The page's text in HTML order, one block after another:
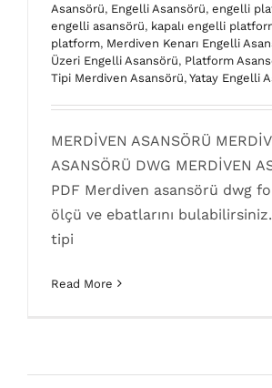
Asansörü, Engelli Asansörü, engelli
engelli asansörü, kapalı engelli
platform, Merdiven Kenarı Engelli
Üzeri Engelli Asansörü, Platform
Tipi Merdiven Asansörü, Yatay Engelli
MERDİVEN ASANSÖRÜ
ASANSÖRÜ DWG MERDİVEN
PDF Merdiven asansörü dwg
ölçü ve ebatlarını
tipi
Read More